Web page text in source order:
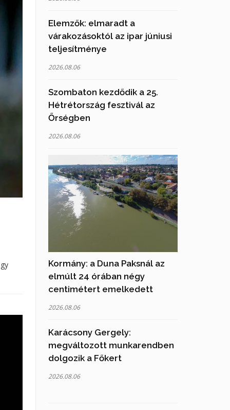
Elemzők: elmaradt a
várakozásoktól az ipar júniusi
teljesítménye
2026.08.06
Szombaton kezdődik a 25.
Hétrétország fesztivál az
Őrségben
2026.08.06
Kormány: a Duna Paksnál az
elmúlt 24 órában négy
centimétert emelkedett
2026.08.06
Karácsony Gergely:
megváltozott munkarendben
dolgozik a Főkert
2026.08.06